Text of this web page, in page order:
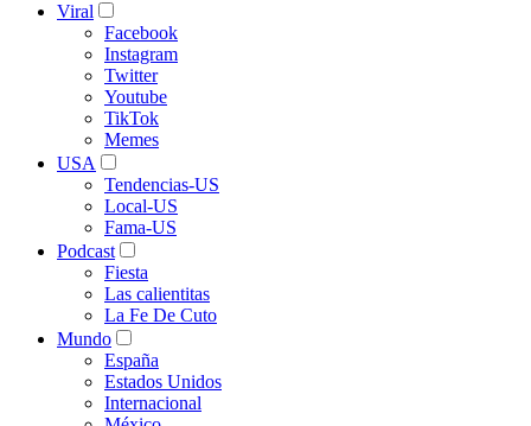
Viral
Facebook
Instagram
Twitter
Youtube
TikTok
Memes
USA
Tendencias-US
Local-US
Fama-US
Podcast
Fiesta
Las calientitas
La Fe De Cuto
Mundo
España
Estados Unidos
Internacional